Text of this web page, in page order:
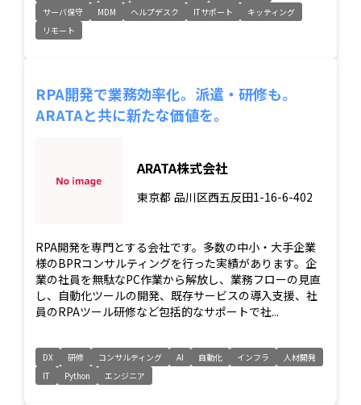
サーバ保守
MDM ヘルプデスク ITサポート
キッティング
リモート
RPA開発で業務効率化。派遣・研修も。
ARATAと共に新たな価値を。
ARATA株式会社
東京都 品川区西五反田1-16-6-402
RPA開発を専門とする会社です。多数の中小・大手企業
様のBPRコンサルティングを行った実績があります。企
業の社員を無駄なPC作業から解放し、業務フローの見直
し、自動化ツールの開発、既存サービスの導入支援、社
員のRPAツール研修など包括的なサポートで社...
DX 研修 コンサルティング AI 自動化 インフラ
人材開発
IT
Python エンジニア